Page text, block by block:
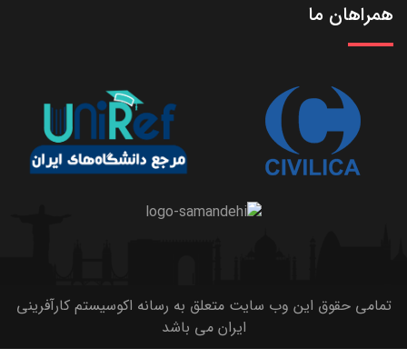
همراهان ما
تمامی حقوق این وب سایت متعلق به رسانه اکوسیستم کارآفرینی
ایران می باشد